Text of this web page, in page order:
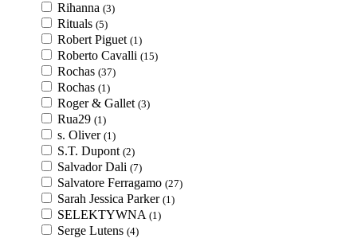
Rihanna (3)
Rituals (5)
Robert Piguet (1)
Roberto Cavalli (15)
Rochas (37)
Rochas (1)
Roger & Gallet (3)
Rua29 (1)
s. Oliver (1)
S.T. Dupont (2)
Salvador Dali (7)
Salvatore Ferragamo (27)
Sarah Jessica Parker (1)
SELEKTYWNA (1)
Serge Lutens (4)